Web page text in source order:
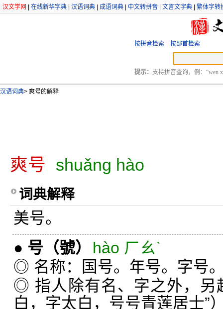
汉文学网 在线新华字典 汉语词典 成语词典 中文转拼音 文言文字典 繁体字转
按拼音检索 按部首检索
提示： 支持拼音查询，例：“wen
汉语词典> 爽号的解释
爽号 shuǎng hào
词典解释
美号。
● 号 （號）
hào ㄏㄠˋ
◎ 名称：国号。年号。字号
◎ 指人除有名、字之外，另
白，字太白，号号青莲居士”